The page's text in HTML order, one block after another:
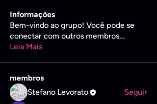
Informações
Bem-vindo ao grupo! Você pode se
conectar com outros membros...
Leia Mais
membros
Stefano Levorato
Seguir